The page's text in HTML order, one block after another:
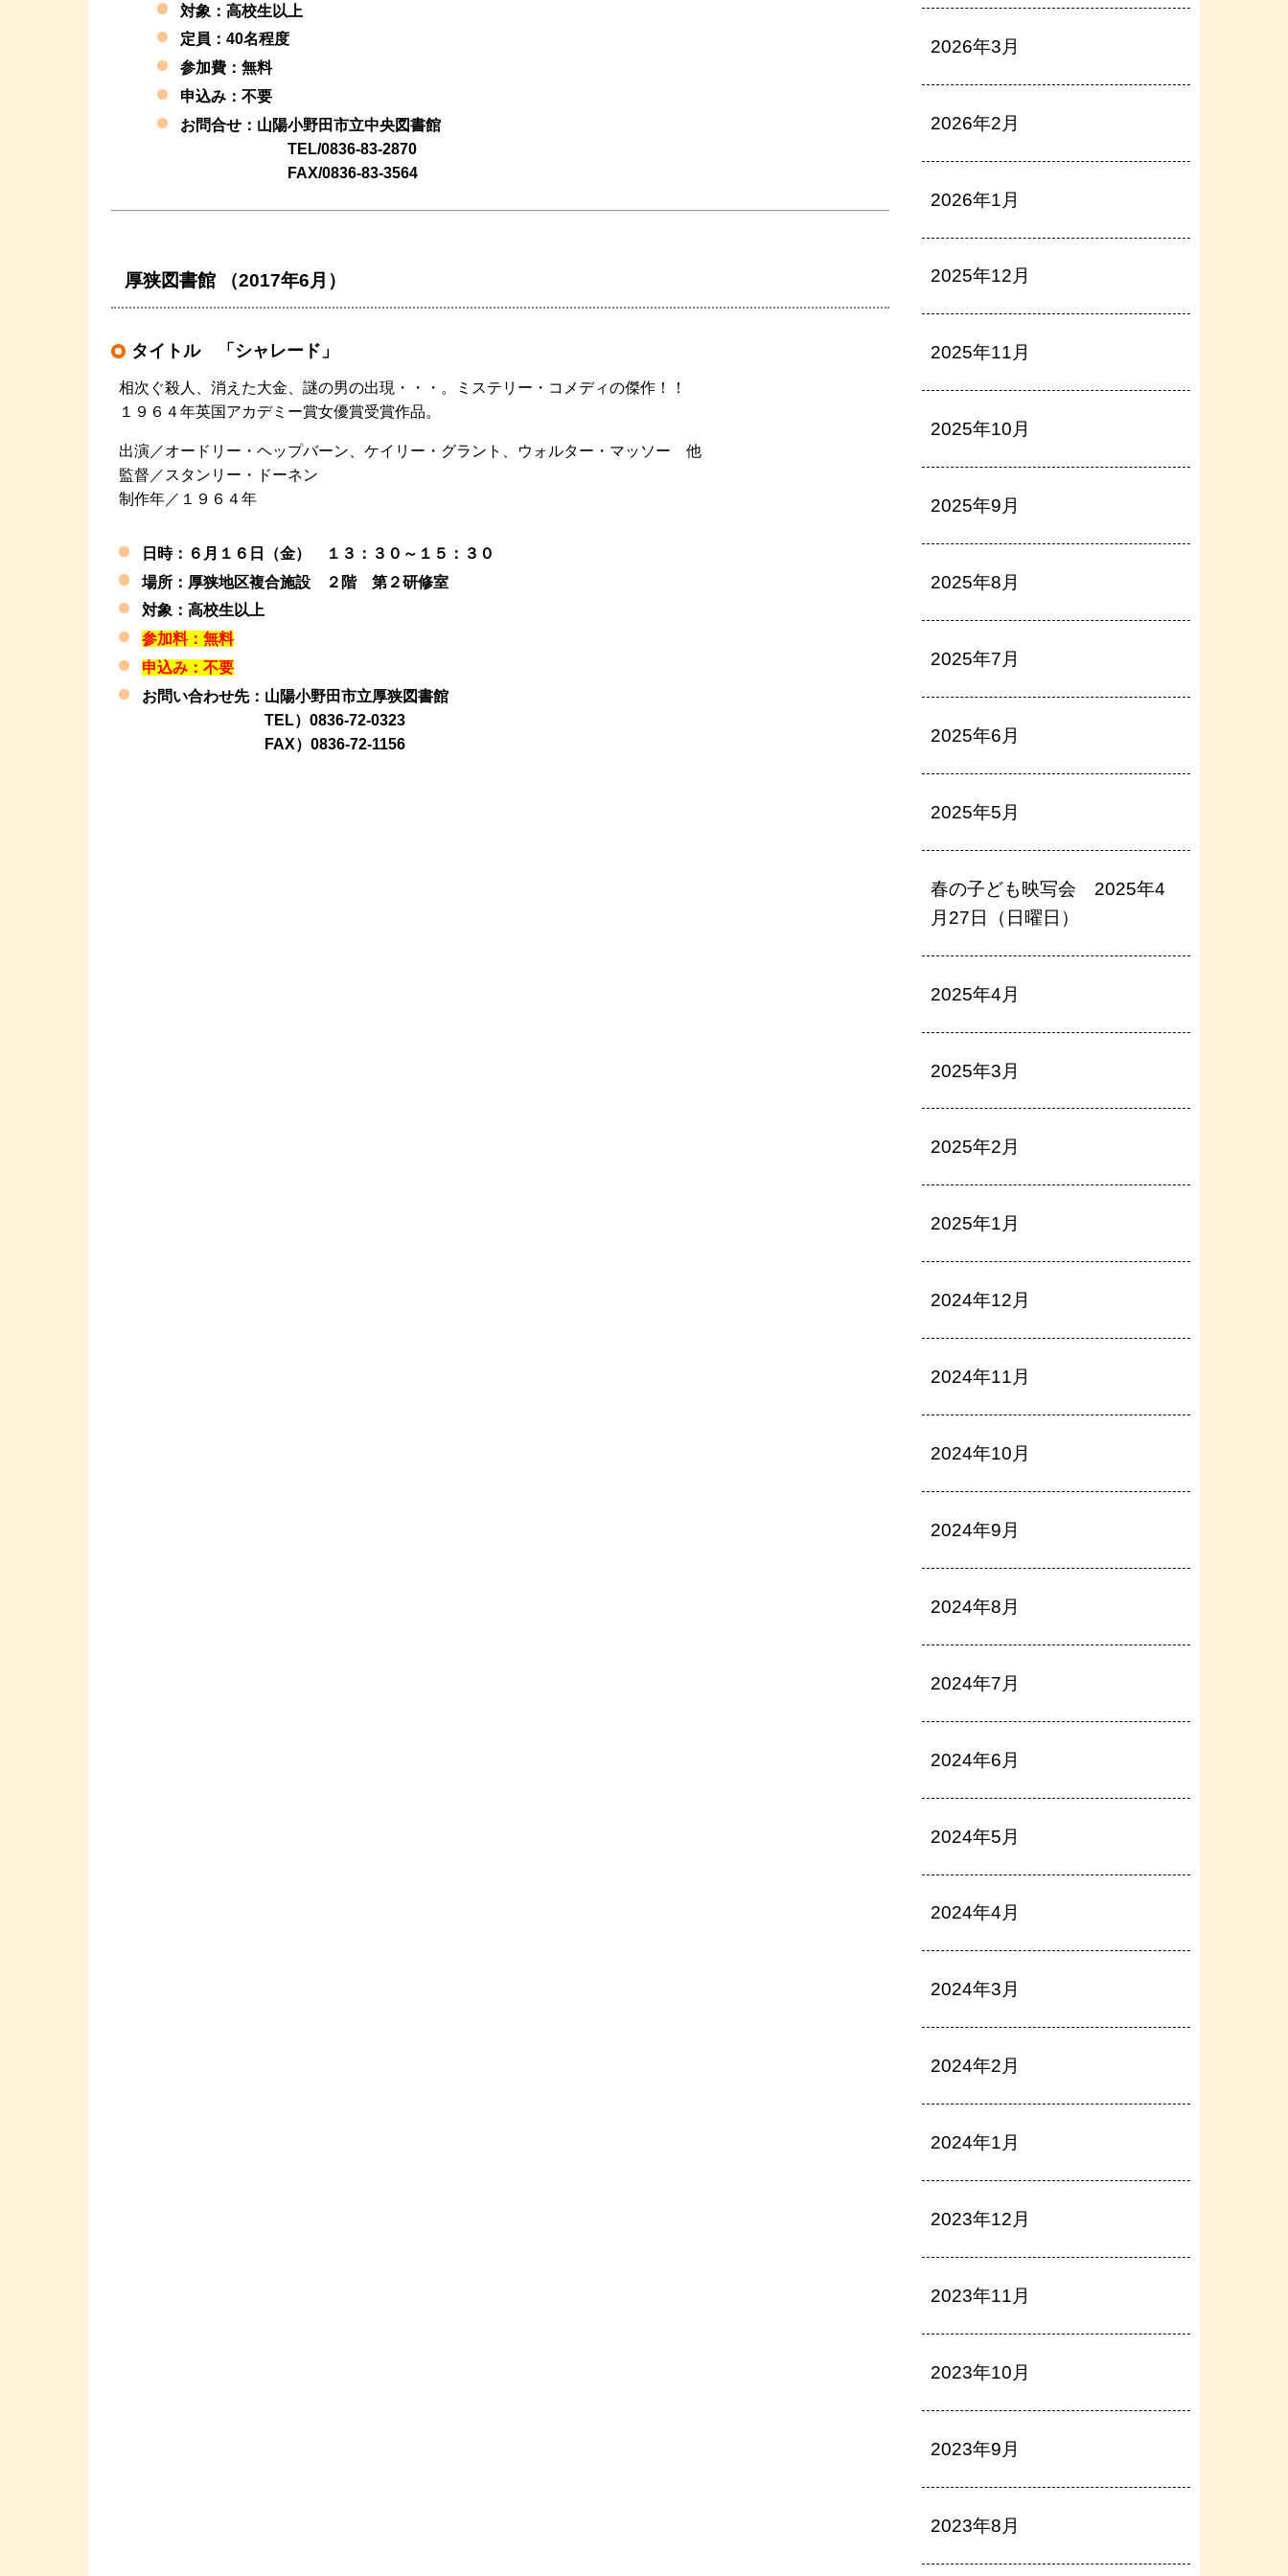
対象：高校生以上
定員：40名程度
参加費： 無料
申込み：不要
お問合せ：山陽小野田市立中央図書館
TEL/0836-83-2870
FAX/0836-83-3564
厚狭図書館 （2017年6月）
タイトル 「シャレード」
相次ぐ殺人、消えた大金、謎の男の出現・・・。ミステリー・コメディの傑作！！
１９６４年英国アカデミー賞女優賞受賞作品。
出演／オードリー・ヘップバーン、ケイリー・グラント、ウォルター・マッソー 他
監督／スタンリー・ドーネン
制作年／１９６４年
日時：６月１６日（金） １３：３０～１５：３０
場所：厚狭地区複合施設 ２階 第２研修室
対象：高校生以上
参加料：無料
申込み：不要
お問い合わせ先：山陽小野田市立厚狭図書館
TEL）0836-72-0323
FAX）0836-72-1156
2026年3月
2026年2月
2026年1月
2025年12月
2025年11月
2025年10月
2025年9月
2025年8月
2025年7月
2025年6月
2025年5月
春の子ども映写会 2025年4
月27日（日曜日）
2025年4月
2025年3月
2025年2月
2025年1月
2024年12月
2024年11月
2024年10月
2024年9月
2024年8月
2024年7月
2024年6月
2024年5月
2024年4月
2024年3月
2024年2月
2024年1月
2023年12月
2023年11月
2023年10月
2023年9月
2023年8月